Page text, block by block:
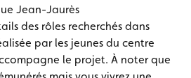
Jean-Jaurès
des rôles recherchés dans
par les jeunes du centre
le projet. À noter que